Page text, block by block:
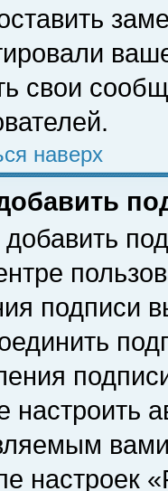
свои
наверх
подписи
настроить
настроек